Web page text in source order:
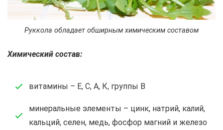
Руккола обладает обширным химическим составом
Химический состав:
витамины – Е, С, А, К, группы В
минеральные элементы – цинк, натрий, калий,
кальций, селен, медь, фосфор магний и железо